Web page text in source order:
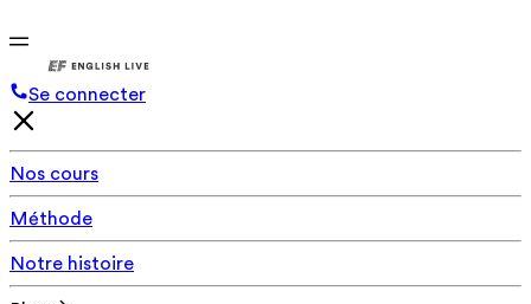
Se connecter
Nos cours
Méthode
Notre histoire